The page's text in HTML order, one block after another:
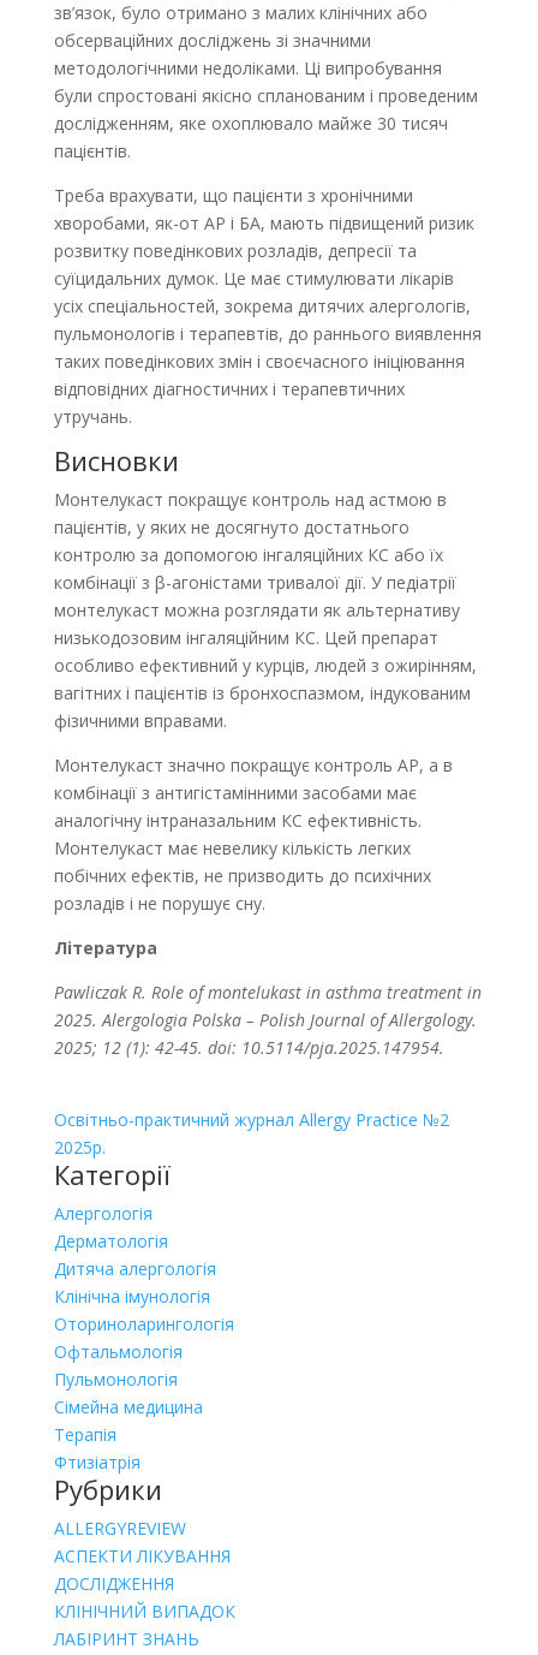
зв’язок, було отримано з малих клінічних або
обсерваційних дослід­жень зі значними
методологічними недоліками. Ці випробування
були спростовані якісно спланованим і проведеним
дослідженням, яке охоплювало майже 30 тисяч
пацієнтів.
Треба врахувати, що пацієнти з хронічними
хворобами, як-от АР і БА, мають підвищений ризик
розвитку поведінкових розладів, депресії та
суїцидальних думок. Це має стимулювати лікарів
усіх спеціальностей, зокрема дитячих алергологів,
пульмонологів і терапевтів, до раннього виявлення
таких поведінкових змін і своєчасного ініціювання
відповідних діагностичних і терапевтичних
утручань.
Висновки
Монтелукаст покращує контроль над астмою в
пацієнтів, у яких не досягнуто достатнього
контролю за допомогою інгаляційних КС або їх
комбінації з β-агоністами тривалої дії. У педіатрії
монтелукаст можна розглядати як альтернативу
низькодозовим інгаляційним КС. Цей препарат
особливо ефективний у курців, людей з ожирінням,
вагітних і пацієнтів із бронхоспазмом, індукованим
фізичними вправами.
Монтелукаст значно покращує контроль АР, а в
комбінації з антигістамінними засобами має
аналогічну інтраназальним КС ефективність.
Монтелукаст має невелику кількість легких
побічних ефектів, не призводить до психічних
розладів і не порушує сну.
Література
Pawliczak R. Role of montelukast in asthma treatment in
2025. Alergologia Polska – Polish Journal of Allergology.
2025; 12 (1): 42-45. doi: 10.5114/pja.2025.147954.
Освітньо-практичний журнал Allergy Practice №2
2025р.
Категорії
Алергологія
Дерматологія
Дитяча алергологія
Клінічна імунологія
Оториноларингологія
Офтальмологія
Пульмонологія
Сімейна медицина
Терапія
Фтизіатрія
Рубрики
ALLERGYREVIEW
АСПЕКТИ ЛІКУВАННЯ
ДОСЛІДЖЕННЯ
КЛІНІЧНИЙ ВИПАДОК
ЛАБІРИНТ ЗНАНЬ